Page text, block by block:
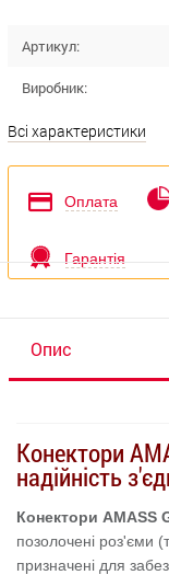
Артикул:
Виробник:
Всі характеристики
Оплата
Гарантія
Опис
Конектори
надійність
Конектори AMASS
позолочені роз'єми
призначені для